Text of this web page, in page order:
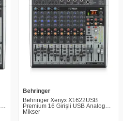
Behringer
Behringer Xenyx X1622USB
Premium 16 Girişli USB Analog
Mikser